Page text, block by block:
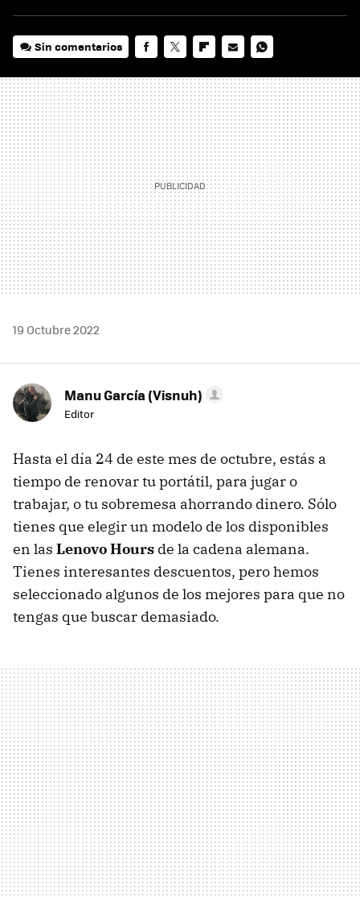
Sin comentarios
MAIL
19 Octubre 2022
Manu García (Visnuh)
Editor
Hasta el día 24 de este mes de octubre, estás a
tiempo de renovar tu portátil, para jugar o
trabajar, o tu sobremesa ahorrando dinero. Sólo
tienes que elegir un modelo de los disponibles
en las Lenovo Hours de la cadena alemana.
Tienes interesantes descuentos, pero hemos
seleccionado algunos de los mejores para que no
tengas que buscar demasiado.